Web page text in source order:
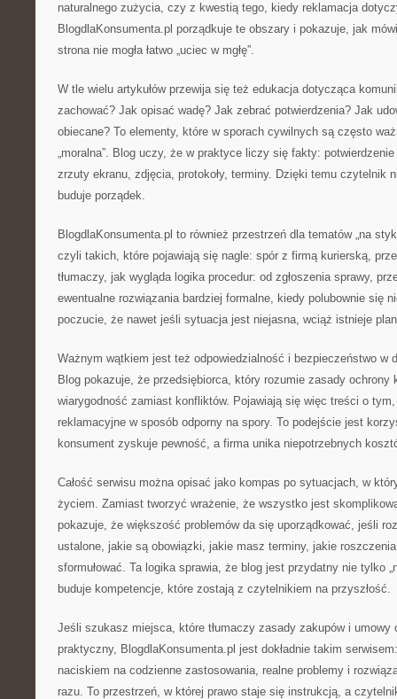
naturalnego zużycia, czy z kwestią tego, kiedy reklamacja
BlogdlaKonsumenta.pl porządkuje te obszary i pokazuje, jak
strona nie mogła łatwo „uciec w mgłę”.
W tle wielu artykułów przewija się też edukacja dotycząca
zachować? Jak opisać wadę? Jak zebrać potwierdzenia? Jak
obiecane? To elementy, które w sporach cywilnych są często
„moralna”. Blog uczy, że w praktyce liczy się fakty:
zrzuty ekranu, zdjęcia, protokoły, terminy. Dzięki temu czytelnik
buduje porządek.
BlogdlaKonsumenta.pl to również przestrzeń dla tematów „na
czyli takich, które pojawiają się nagle: spór z firmą kurierską,
tłumaczy, jak wygląda logika procedur: od zgłoszenia sprawy,
ewentualne rozwiązania bardziej formalne, kiedy polubownie się
poczucie, że nawet jeśli sytuacja jest niejasna, wciąż istnieje
Ważnym wątkiem jest też odpowiedzialność i bezpieczeństwo w
Blog pokazuje, że przedsiębiorca, który rozumie zasady ochrony
wiarygodność zamiast konfliktów. Pojawiają się więc treści o
reklamacyjne w sposób odporny na spory. To podejście jest
konsument zyskuje pewność, a firma unika niepotrzebnych
Całość serwisu można opisać jako kompas po sytuacjach, w
życiem. Zamiast tworzyć wrażenie, że wszystko jest
pokazuje, że większość problemów da się uporządkować, jeśli
ustalone, jakie są obowiązki, jakie masz terminy, jakie
sformułować. Ta logika sprawia, że blog jest przydatny nie tylko
buduje kompetencje, które zostają z czytelnikiem na przyszłość.
Jeśli szukasz miejsca, które tłumaczy zasady zakupów i umowy
praktyczny, BlogdlaKonsumenta.pl jest dokładnie takim
naciskiem na codzienne zastosowania, realne problemy i
razu. To przestrzeń, w której prawo staje się instrukcją, a